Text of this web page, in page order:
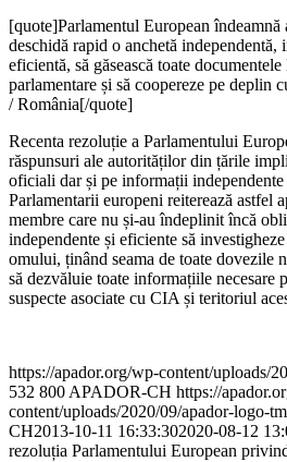
[quote]Parlamentul European îndeamnă
deschidă rapid o anchetă independentă,
eficientă, să găsească toate
parlamentare și să coopereze pe
/ România[/quote]
Recenta rezoluție a Parlamentului
răspunsuri ale autorităților din țările
oficiali dar și pe informații
Parlamentarii europeni reiterează astfel
membre care nu și-au îndeplinit încă
independente și eficiente să
omului, ținând seama de toate dovezile
să dezvăluie toate informațiile necesare
suspecte asociate cu CIA și teritoriul
https://apador.org/wp-content/uploads/
532 800 APADOR-CH https://
content/uploads/2020/09/apador-logo-
CH2013-10-11 16:33:302020-08-12
rezoluția Parlamentului European